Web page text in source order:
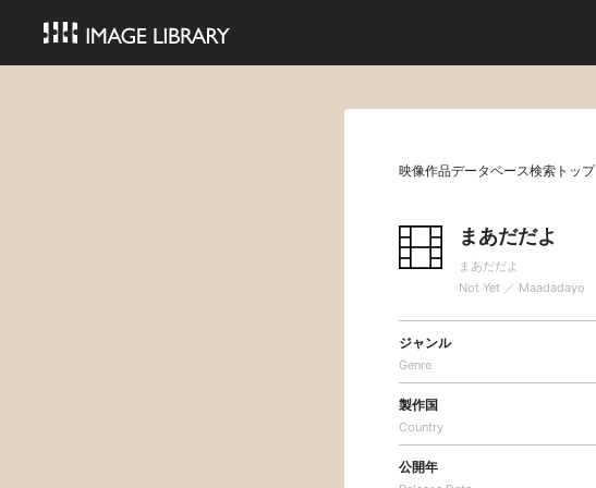
映像作品データベース検索トップ
まあだだよ
まあだだよ
Not Yet ／ Maadadayo
ジャンル
Genre
製作国
Country
公開年